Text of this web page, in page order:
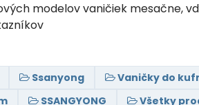
modelov vaničiek mesačne,
Ssanyong
Vaničky do
SSANGYONG
Všetky